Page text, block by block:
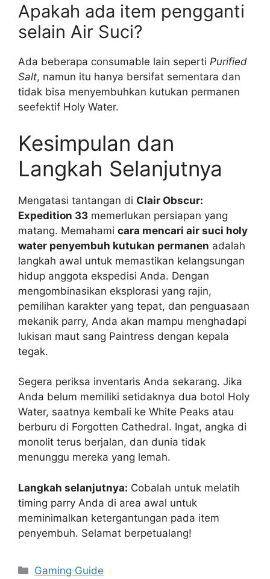
Apakah ada item pengganti
selain Air Suci?
Ada beberapa consumable lain seperti Purified
Salt, namun itu hanya bersifat sementara dan
tidak bisa menyembuhkan kutukan permanen
seefektif Holy Water.
Kesimpulan dan
Langkah Selanjutnya
Mengatasi tantangan di Clair Obscur:
Expedition 33 memerlukan persiapan yang
matang. Memahami cara mencari air suci holy
water penyembuh kutukan permanen adalah
langkah awal untuk memastikan kelangsungan
hidup anggota ekspedisi Anda. Dengan
mengombinasikan eksplorasi yang rajin,
pemilihan karakter yang tepat, dan penguasaan
mekanik parry, Anda akan mampu menghadapi
lukisan maut sang Paintress dengan kepala
tegak.
Segera periksa inventaris Anda sekarang. Jika
Anda belum memiliki setidaknya dua botol Holy
Water, saatnya kembali ke White Peaks atau
berburu di Forgotten Cathedral. Ingat, angka di
monolit terus berjalan, dan dunia tidak
menunggu mereka yang lemah.
Langkah selanjutnya: Cobalah untuk melatih
timing parry Anda di area awal untuk
meminimalkan ketergantungan pada item
penyembuh. Selamat berpetualang!
Categories
Gaming Guide